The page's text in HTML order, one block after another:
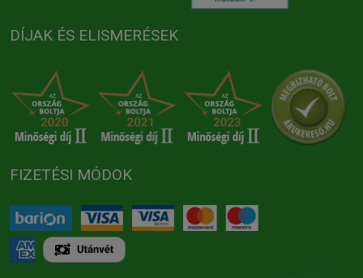
DÍJAK ÉS ELISMERÉSEK
FIZETÉSI MÓDOK